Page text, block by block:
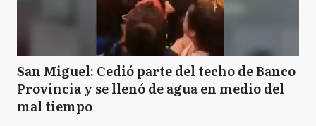
San Miguel: Cedió parte del techo de Banco
Provincia y se llenó de agua en medio del
mal tiempo